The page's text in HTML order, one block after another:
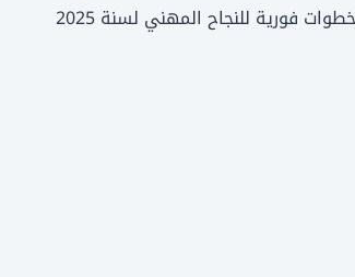
فورية للنجاح المهني لسنة 2025